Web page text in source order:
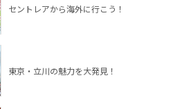
セントレアから海外に行こう！
東京・立川の魅力を大発見！